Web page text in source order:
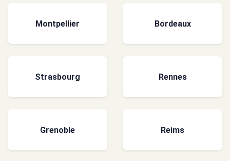
Montpellier Bordeaux
Strasbourg Rennes
Grenoble Reims